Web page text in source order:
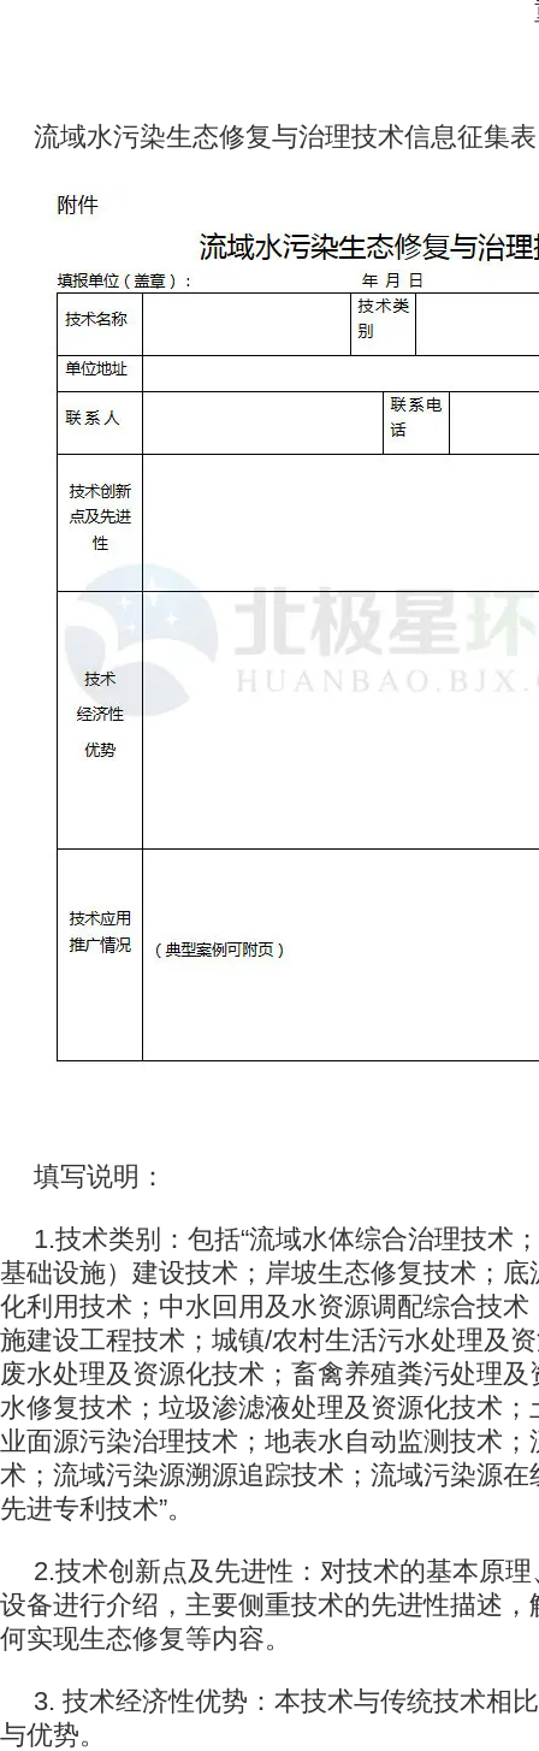
流域水污染生态修复与治理技术信息征集表
填写说明：
1.技术类别：包括“流域水体综合治理技术
基础设施）建设技术；岸坡生态修复技术；
化利用技术；中水回用及水资源调配综合技
施建设工程技术；城镇/农村生活污水处理及
废水处理及资源化技术；畜禽养殖粪污处理
水修复技术；垃圾渗滤液处理及资源化技术
业面源污染治理技术；地表水自动监测技术
术；流域污染源溯源追踪技术；流域污染源
先进专利技术”。
2.技术创新点及先进性：对技术的基本原
设备进行介绍，主要侧重技术的先进性描述
何实现生态修复等内容。
3. 技术经济性优势：本技术与传统技术相
与优势。